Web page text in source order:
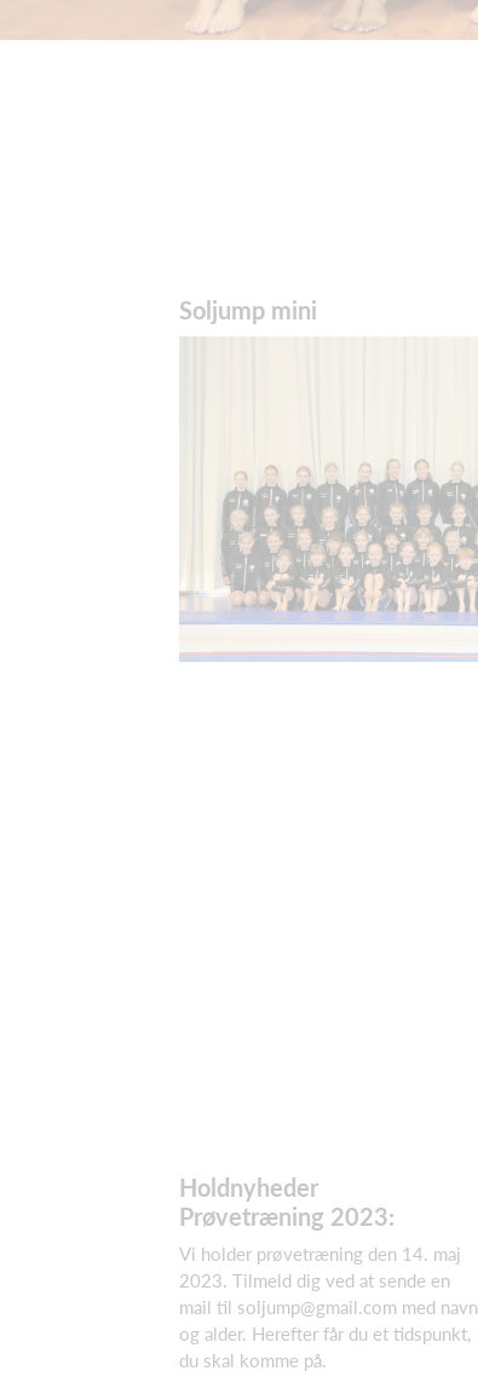
Soljump mini
Holdnyheder
Prøvetræning 2023:
Vi holder prøvetræning den 14. maj
2023. Tilmeld dig ved at sende en
mail til soljump@gmail.com med navn
og alder. Herefter får du et tidspunkt,
du skal komme på.